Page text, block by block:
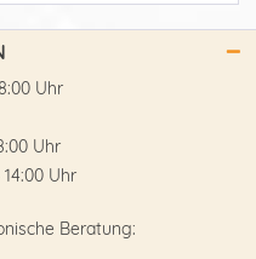
Uhr
Uhr
Uhr
Beratung: